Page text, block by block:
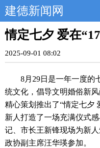
建德新闻网
情定七夕 爱在
2025-09-01 08:02
8月29日是一年一度的
统文化，倡导文明婚俗新
精心策划推出了“情定七夕
新人打造了一场充满仪式
记、市长王新锋现场为新
政协副主席汪华瑛参加。